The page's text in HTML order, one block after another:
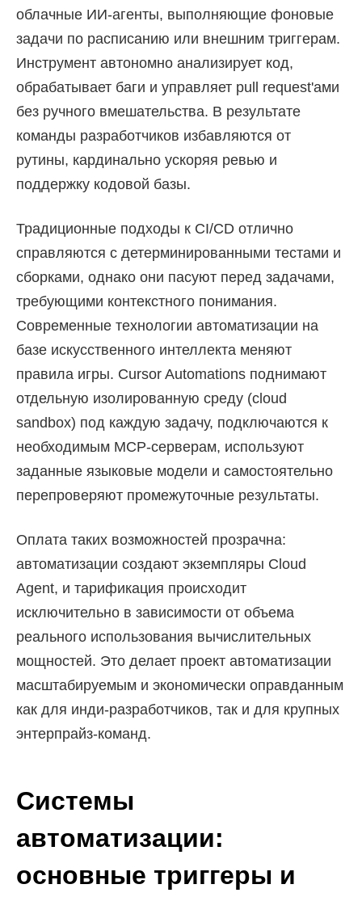
облачные ИИ-агенты, выполняющие фоновые
задачи по расписанию или внешним триггерам.
Инструмент автономно анализирует код,
обрабатывает баги и управляет pull request'ами
без ручного вмешательства. В результате
команды разработчиков избавляются от
рутины, кардинально ускоряя ревью и
поддержку кодовой базы.
Традиционные подходы к CI/CD отлично
справляются с детерминированными тестами и
сборками, однако они пасуют перед задачами,
требующими контекстного понимания.
Современные технологии автоматизации на
базе искусственного интеллекта меняют
правила игры. Cursor Automations поднимают
отдельную изолированную среду (cloud
sandbox) под каждую задачу, подключаются к
необходимым MCP-серверам, используют
заданные языковые модели и самостоятельно
перепроверяют промежуточные результаты.
Оплата таких возможностей прозрачна:
автоматизации создают экземпляры Cloud
Agent, и тарификация происходит
исключительно в зависимости от объема
реального использования вычислительных
мощностей. Это делает проект автоматизации
масштабируемым и экономически оправданным
как для инди-разработчиков, так и для крупных
энтерпрайз-команд.
Системы
автоматизации:
основные триггеры и